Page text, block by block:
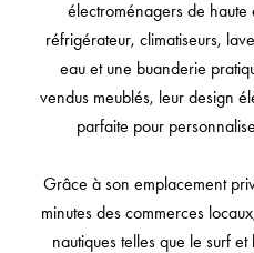
électroménagers de haute
réfrigérateur, climatiseurs,
eau et une buanderie
vendus meublés, leur design
parfaite pour
Grâce à son emplacement
minutes des commerces
nautiques telles que le surf